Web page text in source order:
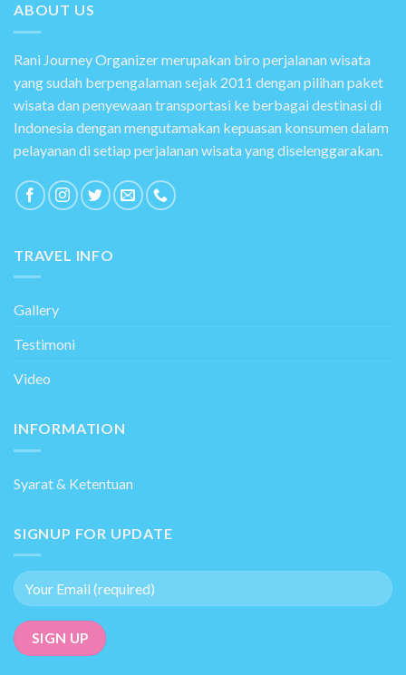
ABOUT US
Rani Journey Organizer merupakan biro perjalanan wisata
yang sudah berpengalaman sejak 2011 dengan pilihan paket
wisata dan penyewaan transportasi ke berbagai destinasi di
Indonesia dengan mengutamakan kepuasan konsumen dalam
pelayanan di setiap perjalanan wisata yang diselenggarakan.
TRAVEL INFO
Gallery
Testimoni
Video
INFORMATION
Syarat & Ketentuan
SIGNUP FOR UPDATE